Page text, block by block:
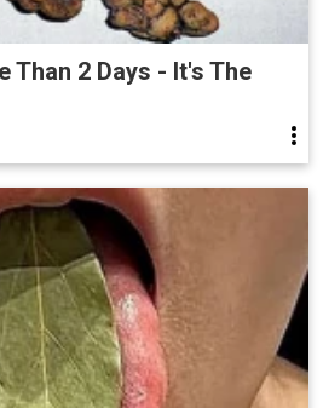
Than 2 Days - It's The